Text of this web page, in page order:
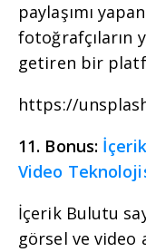
paylaşımı
fotoğrafçıların
getiren bir
https://
11. Bonus:
Video
İçerik Bulutu
görsel ve video